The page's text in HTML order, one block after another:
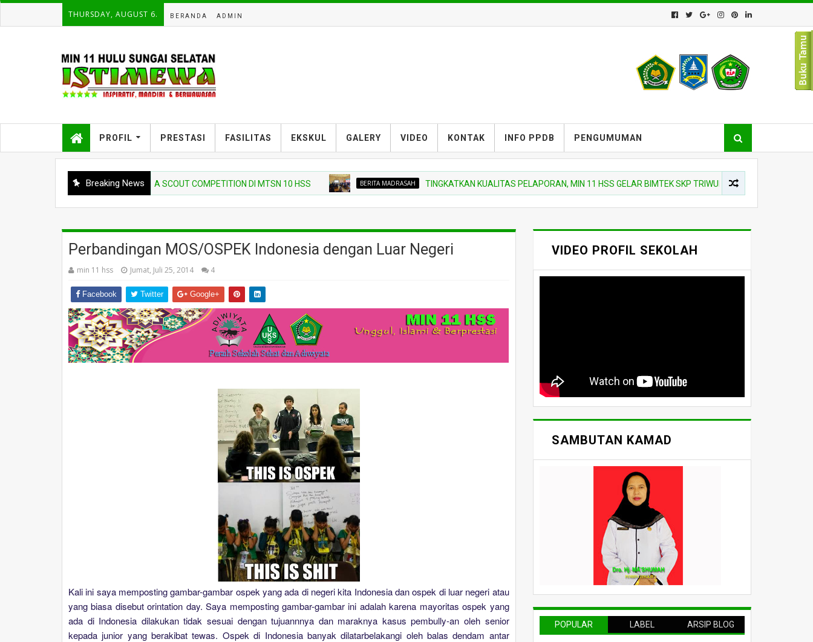
THURSDAY, AUGUST 6. BERANDA ADMIN
PROFIL PRESTASI FASILITAS EKSKUL GALERY VIDEO KONTAK INFO PPDB PENGUMUMAN
Breaking News
UPACARA PEMBUKAAN SIAGA SCOUT COMPETITION DI MTSN 10 HSS BERITA MADRASAH TINGKATKAN KUALITAS PELAPORAN, MIN 11 HSS GELAR BIMTEK SKP TRIWULAN III
Perbandingan MOS/OSPEK Indonesia dengan Luar Negeri
min 11 hss Jumat, Juli 25, 2014 4
Facebook Twitter Google+
Kali ini saya memposting gambar-gambar ospek yang ada di negeri kita Indonesia dan ospek di luar negeri atau
yang biasa disebut orintation day. Saya memposting gambar-gambar ini adalah karena mayoritas ospek yang
ada di Indonesia dilakukan tidak sesuai dengan tujuannnya dan maraknya kasus pembully-an oleh senior
kepada junior yang berakibat tewas. Ospek di Indonesia banyak dilatarbelakangi oleh balas dendam antar
VIDEO PROFIL SEKOLAH
SAMBUTAN KAMAD
POPULAR LABEL ARSIP BLOG